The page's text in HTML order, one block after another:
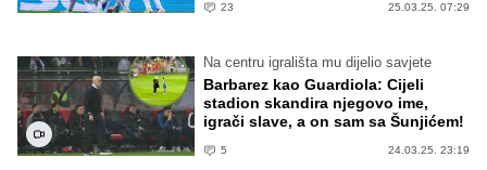
23 25.03.25. 07:29
Na centru igrališta mu dijelio savjete
Barbarez kao Guardiola: Cijeli
stadion skandira njegovo ime,
igrači slave, a on sam sa Šunjićem!
5 24.03.25. 23:19